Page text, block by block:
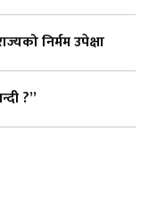
निर्मम उपेक्षा
?”